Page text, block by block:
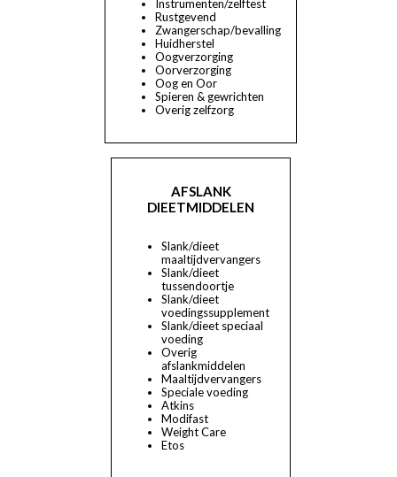
Instrumenten/zelftest
Rustgevend
Zwangerschap/bevalling
Huidherstel
Oogverzorging
Oorverzorging
Oog en Oor
Spieren & gewrichten
Overig zelfzorg
AFSLANK
DIEETMIDDELEN
Slank/dieet
maaltijdvervangers
Slank/dieet
tussendoortje
Slank/dieet
voedingssupplement
Slank/dieet speciaal
voeding
Overig
afslankmiddelen
Maaltijdvervangers
Speciale voeding
Atkins
Modifast
Weight Care
Etos